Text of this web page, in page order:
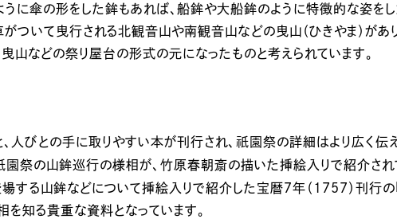
に傘の形をした鉾もあれば、船鉾や大船鉾のように特徴的な姿をし
ついて曳行される北観音山や南観音山などの曳山（ひきやま）があ
山などの祭り屋台の形式の元になったものと考えられています。
人びとの手に取りやすい本が刊行され、 祇園祭の詳細はより広く伝
園祭の山鉾巡行の様相が、竹原春朝斎の描いた挿絵入りで紹介され
する山鉾などについて挿絵入りで紹介した宝暦７年（1757）刊行の
知る貴重な資料となっています。